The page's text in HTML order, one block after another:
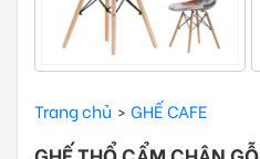
Trang chủ GHẾ CAFE